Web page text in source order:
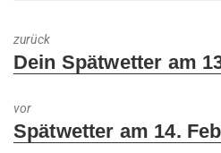
zurück
Previous
Dein Spätwetter am
vor
Next
Spätwetter am 14.